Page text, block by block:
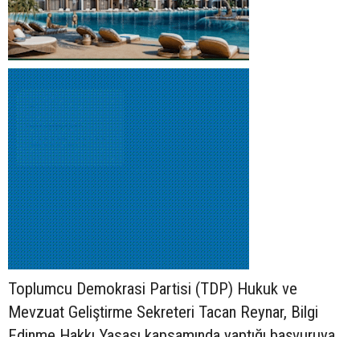
Toplumcu Demokrasi Partisi (TDP) Hukuk ve
Mevzuat Geliştirme Sekreteri Tacan Reynar, Bilgi